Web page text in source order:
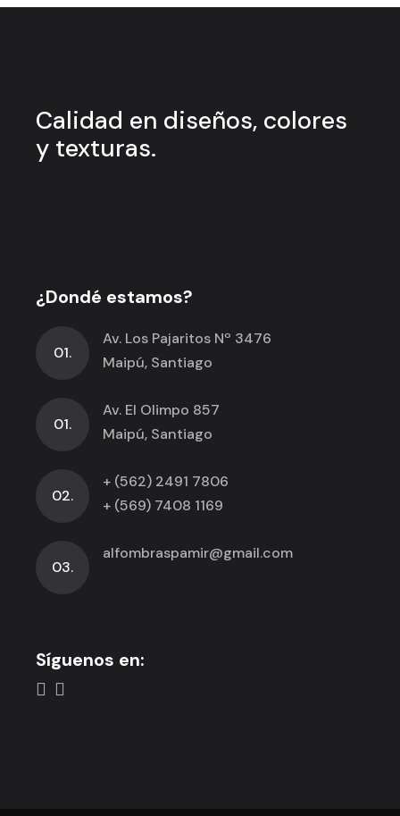
Calidad en diseños, colores
y texturas.
¿Dondé estamos?
01.
Av. Los Pajaritos Nº 3476
Maipú, Santiago
01.
Av. El Olimpo 857
Maipú, Santiago
02.
+ (562) 2491 7806
+ (569) 7408 1169
03.
alfombraspamir@gmail.com
Síguenos en: